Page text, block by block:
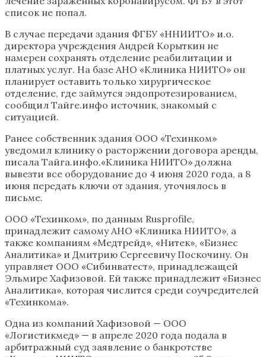
список не попал.
В случае передачи здания ФГБУ «ННИИТО» и.о.
директора учреждения Андрей Корыткин не
намерен сохранять отделение реабилитации и
платных услуг. На базе АНО «Клиника НИИТО» он
планирует оставить только хирургическое
отделение, где займутся эндопротезированием,
сообщил Тайге.инфо источник, знакомый с
ситуацией.
Ранее собственник здания ООО «Техинком»
уведомил клинику о расторжении договора аренды,
писала Тайга.инфо.«Клиника НИИТО» должна
вывезти все оборудование до 4 июня 2020 года, а 8
июня передать ключи от здания, уточнялось в
письме.
ООО «Техинком», по данным Rusprofile,
принадлежит самому АНО «Клиника НИИТО», а
также компаниям «Медтрейд», «Нитек», «Бизнес
Аналитика» и Дмитрию Сергеевичу Поскочину. Он
управляет ООО «Сибинватест», принадлежащей
Эльмире Хафизовой. Ей также принадлежит «Бизнес
Аналитика», которая числится среди соучредителей
«Техинкома».
Одна из компаний Хафизовой — ООО
«Логистикмед» — в апреле 2020 года подала в
арбитражный суд заявление о банкротстве